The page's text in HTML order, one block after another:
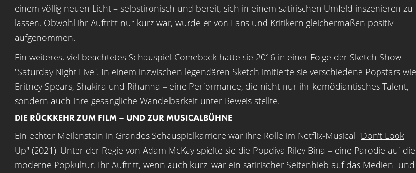
einem völlig neuen Licht – selbstironisch und bereit, sich in einem satirischen Umfeld inszenieren zu
lassen. Obwohl ihr Auftritt nur kurz war, wurde er von Fans und Kritikern gleichermaßen positiv
aufgenommen.
Ein weiteres, viel beachtetes Schauspiel-Comeback hatte sie 2016 in einer Folge der Sketch-Show
"Saturday Night Live". In einem inzwischen legendären Sketch imitierte sie verschiedene Popstars wie
Britney Spears, Shakira und Rihanna – eine Performance, die nicht nur ihr komödiantisches Talent,
sondern auch ihre gesangliche Wandelbarkeit unter Beweis stellte.
DIE RÜCKKEHR ZUM FILM – UND ZUR MUSICALBÜHNE
Ein echter Meilenstein in Grandes Schauspielkarriere war ihre Rolle im Netflix-Musical "Don't Look
Up" (2021). Unter der Regie von Adam McKay spielte sie die Popdiva Riley Bina – eine Parodie auf die
moderne Popkultur. Ihr Auftritt, wenn auch kurz, war ein satirischer Seitenhieb auf das Medien- und